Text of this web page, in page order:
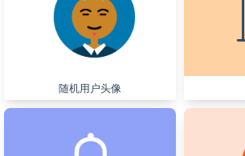
随机用户头像